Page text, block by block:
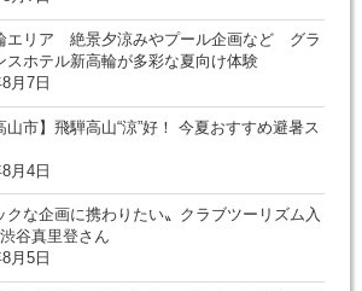
エリア 絶景夕涼みやプール企画など グラ
スホテル新高輪が多彩な夏向け体験
月7日
山市】飛騨高山“涼”好！ 今夏おすすめ避暑ス
月4日
クな企画に携わりたい〟クラブツーリズム入
谷真里登さん
月5日